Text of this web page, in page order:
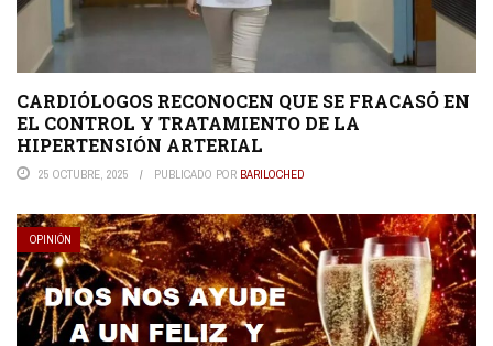
CARDIÓLOGOS RECONOCEN QUE SE FRACASÓ EN
EL CONTROL Y TRATAMIENTO DE LA
HIPERTENSIÓN ARTERIAL
25 OCTUBRE, 2025 PUBLICADO POR BARILOCHED
OPINIÓN